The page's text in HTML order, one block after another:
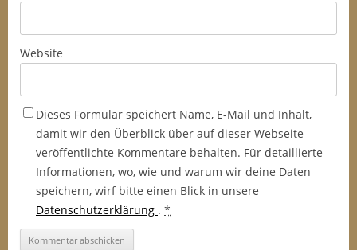
Website
Dieses Formular speichert Name, E-Mail und Inhalt,
damit wir den Überblick über auf dieser Webseite
veröffentlichte Kommentare behalten. Für detaillierte
Informationen, wo, wie und warum wir deine Daten
speichern, wirf bitte einen Blick in unsere
Datenschutzerklärung . *